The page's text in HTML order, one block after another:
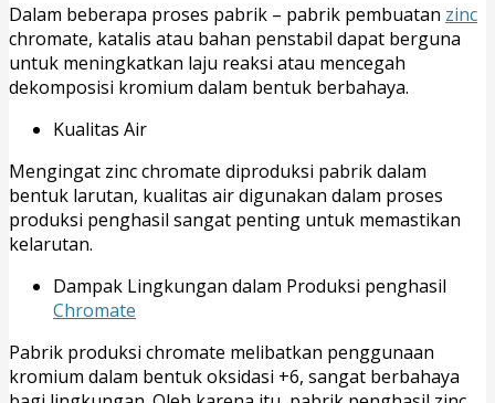
Dalam beberapa proses pabrik – pabrik pembuatan zinc
chromate, katalis atau bahan penstabil dapat berguna
untuk meningkatkan laju reaksi atau mencegah
dekomposisi kromium dalam bentuk berbahaya.
Kualitas Air
Mengingat zinc chromate diproduksi pabrik dalam
bentuk larutan, kualitas air digunakan dalam proses
produksi penghasil sangat penting untuk memastikan
kelarutan.
Dampak Lingkungan dalam Produksi penghasil
Chromate
Pabrik produksi chromate melibatkan penggunaan
kromium dalam bentuk oksidasi +6, sangat berbahaya